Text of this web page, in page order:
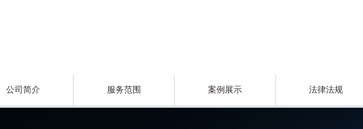
公司简介 服务范围 案例展示 法律法规